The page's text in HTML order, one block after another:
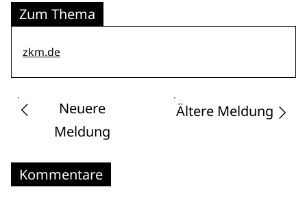
Zum Thema
zkm.de
Neuere
Meldung
Ältere Meldung
Kommentare